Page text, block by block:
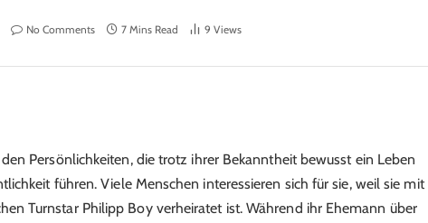
No Comments 7 Mins Read 9 Views
Persönlichkeiten, die trotz ihrer Bekanntheit bewusst ein Leben
führen. Viele Menschen interessieren sich für sie, weil sie mit
Turnstar Philipp Boy verheiratet ist. Während ihr Ehemann über